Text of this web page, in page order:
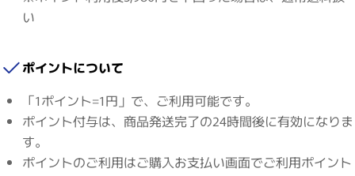
い
ポイントについて
「1ポイント=1円」で、ご利用可能です。
ポイント付与は、商品発送完了の24時間後に有効になりま
す。
ポイントのご利用はご購入お支払い画面でご利用ポイント